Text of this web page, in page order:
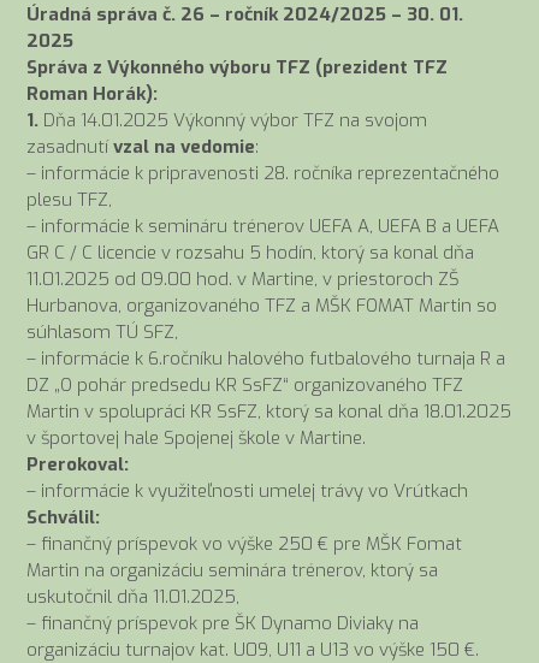
Úradná správa č. 26 – ročník 2024/2025 – 30. 01.
2025
Správa z Výkonného výboru TFZ (prezident TFZ
Roman Horák):
1. Dňa 14.01.2025 Výkonný výbor TFZ na svojom
zasadnutí vzal na vedomie:
– informácie k pripravenosti 28. ročníka reprezentačného
plesu TFZ,
– informácie k semináru trénerov UEFA A, UEFA B a UEFA
GR C / C licencie v rozsahu 5 hodín, ktorý sa konal dňa
11.01.2025 od 09.00 hod. v Martine, v priestoroch ZŠ
Hurbanova, organizovaného TFZ a MŠK FOMAT Martin so
súhlasom TÚ SFZ,
– informácie k 6.ročníku halového futbalového turnaja R a
DZ „O pohár predsedu KR SsFZ“ organizovaného TFZ
Martin v spolupráci KR SsFZ, ktorý sa konal dňa 18.01.2025
v športovej hale Spojenej škole v Martine.
Prerokoval:
– informácie k využiteľnosti umelej trávy vo Vrútkach
Schválil:
– finančný príspevok vo výške 250 € pre MŠK Fomat
Martin na organizáciu seminára trénerov, ktorý sa
uskutočnil dňa 11.01.2025,
– finančný príspevok pre ŠK Dynamo Diviaky na
organizáciu turnajov kat. U09, U11 a U13 vo výške 150 €.